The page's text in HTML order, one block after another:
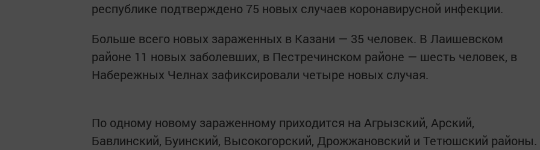
республике подтверждено 75 новых случаев коронавирусной инфекции.
Больше всего новых зараженных в Казани — 35 человек. В Лаишевском
районе 11 новых заболевших, в Пестречинском районе — шесть человек, в
Набережных Челнах зафиксировали четыре новых случая.
По одному новому зараженному приходится на Агрызский, Арский,
Бавлинский, Буинский, Высокогорский, Дрожжановский и Тетюшский районы.